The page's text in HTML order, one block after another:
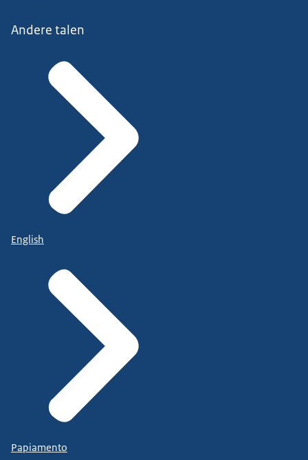
Andere talen
English
Papiamento